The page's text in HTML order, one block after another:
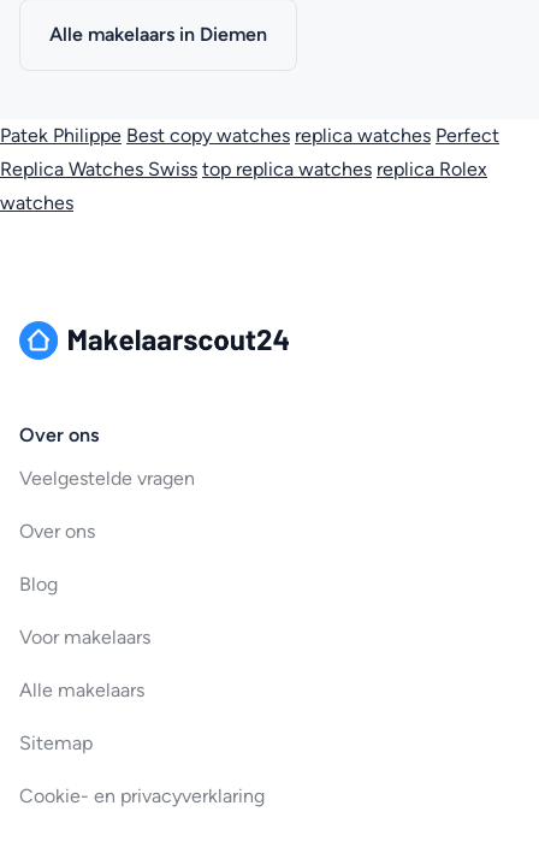
Alle makelaars in Diemen
Patek Philippe Best copy watches replica watches Perfect
Replica Watches Swiss top replica watches replica Rolex
watches
Over ons
Veelgestelde vragen
Over ons
Blog
Voor makelaars
Alle makelaars
Sitemap
Cookie- en privacyverklaring